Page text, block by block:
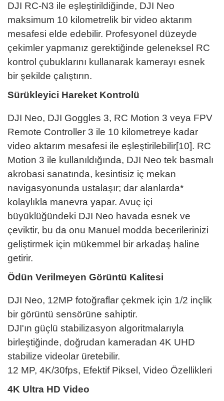
DJI RC-N3 ile eşleştirildiğinde, DJI Neo
maksimum 10 kilometrelik bir video aktarım
mesafesi elde edebilir. Profesyonel düzeyde
çekimler yapmanız gerektiğinde geleneksel RC
kontrol çubuklarını kullanarak kamerayı esnek
bir şekilde çalıştırın.
Sürükleyici Hareket Kontrolü
DJI Neo, DJI Goggles 3, RC Motion 3 veya FPV
Remote Controller 3 ile 10 kilometreye kadar
video aktarım mesafesi ile eşleştirilebilir[10]. RC
Motion 3 ile kullanıldığında, DJI Neo tek basmalı
akrobasi sanatında, kesintisiz iç mekan
navigasyonunda ustalaşır; dar alanlarda*
kolaylıkla manevra yapar. Avuç içi
büyüklüğündeki DJI Neo havada esnek ve
çeviktir, bu da onu Manuel modda becerilerinizi
geliştirmek için mükemmel bir arkadaş haline
getirir.
Ödün Verilmeyen Görüntü Kalitesi
DJI Neo, 12MP fotoğraflar çekmek için 1/2 inçlik
bir görüntü sensörüne sahiptir.
DJI'ın güçlü stabilizasyon algoritmalarıyla
birleştiğinde, doğrudan kameradan 4K UHD
stabilize videolar üretebilir.
12 MP, 4K/30fps, Efektif Piksel, Video Özellikleri
4K Ultra HD Video